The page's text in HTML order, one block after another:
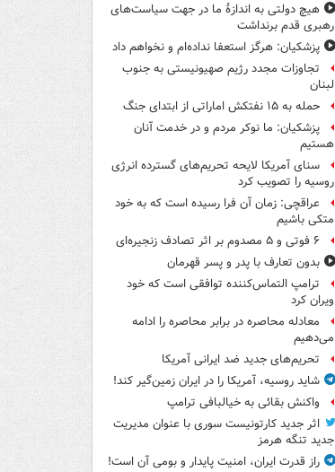
هیچ دولتی به اندازۀ ما در جهت سیاست‌های
رهبری قدم برنداشت
پزشکیان: هرگز استعفا نداده‌ام و نخواهم داد
تجاوزات مجدد رژیم صهیونیستی به جنوب
لبنان
حمله به ۱۵ نفتکش‌ اماراتی از ابتدای جنگ
پزشکیان: ما نوکر مردم و در خدمت آنان
هستیم
سنای آمریکا لایحه تحریم‌های گسترده انرژی
روسیه را تصویب کرد
عراقچی: زمان آن فرا رسیده است که به خود
متکی باشیم
۶ فوتی و ۵ مصدوم بر اثر تصادف زنجیره‌ای
بدون تعارف با پدر و پسر قهرمان
ترامپ التماس‌کننده توافقی است که خود
ویران کرد
معادله محاصره در برابر محاصره را ادامه
می‌دهیم
تحریم‌های جدید ضد ایرانی آمریکا
شاید روسیه، آمریکا را در ایران زمین‌گیر کند!
واکنش بقائی به خیالبافی ترامپ
اثر جدید کارتونیست سوری با عنوان مدیریت
جدید تنگه هرمز
راز قدرت ایران، امنیت پایدار و بومی آن است!